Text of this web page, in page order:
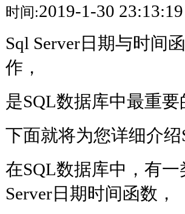
时间:2019-1-30 23:13:19
Sql Server日期与时间
作，
是SQL数据库中最重
下面就将为您详细介
在SQL数据库中，有
Server日期时间函数，